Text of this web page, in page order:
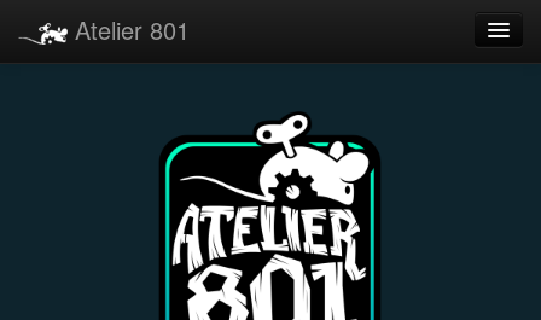
Atelier 801